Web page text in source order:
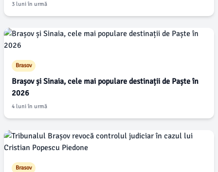
3 luni în urmă
Brasov
Brașov și Sinaia, cele mai populare destinații de Paște în
2026
4 luni în urmă
Brasov